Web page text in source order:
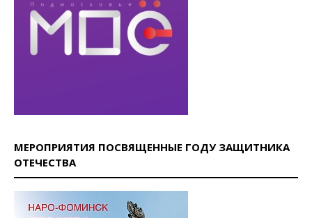
МЕРОПРИЯТИЯ ПОСВЯЩЕННЫЕ ГОДУ ЗАЩИТНИКА
ОТЕЧЕСТВА